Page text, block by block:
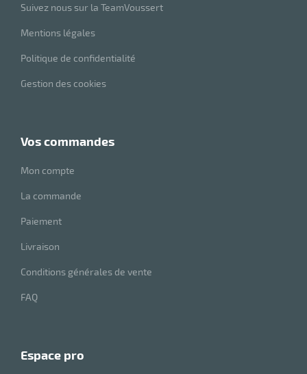
Suivez nous sur la TeamVoussert
Mentions légales
Politique de confidentialité
Gestion des cookies
vos commandes
Mon compte
La commande
Paiement
Livraison
Conditions générales de vente
FAQ
espace pro